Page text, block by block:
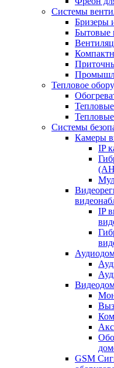
Системы
Бризеры
Бытовые
Тепловое
Системы
Камеры
IP
IP
GSM